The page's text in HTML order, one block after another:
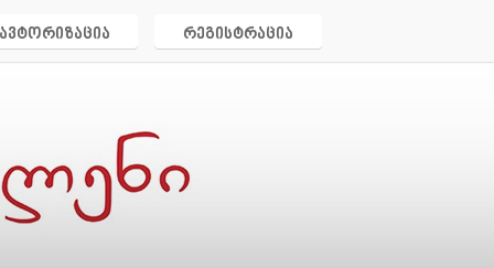
ავტორიზაცია რეგისტრაცია